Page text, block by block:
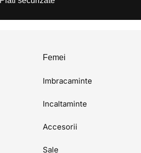
Femei
Imbracaminte
Incaltaminte
Accesorii
Sale